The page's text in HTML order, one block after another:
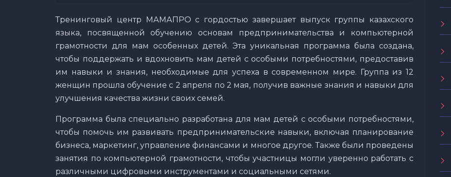
Тренинговый центр МАМАПРО с гордостью завершает выпуск группы казахского
языка, посвященной обучению основам предпринимательства и компьютерной
грамотности для мам особенных детей. Эта уникальная программа была создана,
чтобы поддержать и вдохновить мам детей с особыми потребностями, предоставив
им навыки и знания, необходимые для успеха в современном мире. Группа из 12
женщин прошла обучение с 2 апреля по 2 мая, получив важные знания и навыки для
улучшения качества жизни своих семей.
Программа была специально разработана для мам детей с особыми потребностями,
чтобы помочь им развивать предпринимательские навыки, включая планирование
бизнеса, маркетинг, управление финансами и многое другое. Также были проведены
занятия по компьютерной грамотности, чтобы участницы могли уверенно работать с
различными цифровыми инструментами и социальными сетями.